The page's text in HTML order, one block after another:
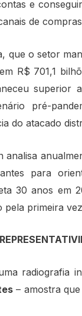
e
de
que o setor
R$ 701,1
superior
pré-
do atacado
analisa
para
30 anos em
pela primeira
radiografia
– amostra